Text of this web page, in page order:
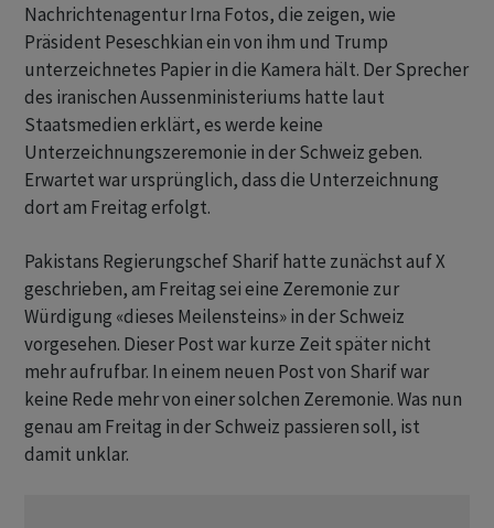
Nachrichtenagentur Irna Fotos, die zeigen, wie
Präsident Peseschkian ein von ihm und Trump
unterzeichnetes Papier in die Kamera hält. Der Sprecher
des iranischen Aussenministeriums hatte laut
Staatsmedien erklärt, es werde keine
Unterzeichnungszeremonie in der Schweiz geben.
Erwartet war ursprünglich, dass die Unterzeichnung
dort am Freitag erfolgt.
Pakistans Regierungschef Sharif hatte zunächst auf X
geschrieben, am Freitag sei eine Zeremonie zur
Würdigung «dieses Meilensteins» in der Schweiz
vorgesehen. Dieser Post war kurze Zeit später nicht
mehr aufrufbar. In einem neuen Post von Sharif war
keine Rede mehr von einer solchen Zeremonie. Was nun
genau am Freitag in der Schweiz passieren soll, ist
damit unklar.